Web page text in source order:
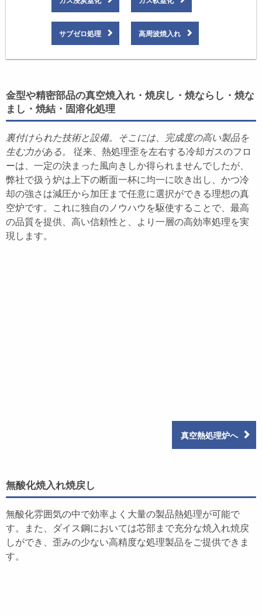
サブゼロ処理 高周波焼入れ
金型や精密部品の真空焼入れ・焼戻し・焼ならし・焼な
まし・焼結・固溶化処理
裏付けられた技術と設備。そこには、完成度の高い製品を
生む力がある。
従来、熱処理歪を左右する冷却ガスのフロ
ーは、一定の決まった風向きしか得られませんでしたが、
弊社で扱う炉は上下の断面一杯に均一に吹き出し、かつ冷
却の強さは減圧から加圧まで任意に選択ができる理想の真
空炉です。これに独自のノウハウを駆使することで、最高
の品質を提供、高い信頼性と、より一層の高効率処理を実
現します。
真空熱処理炉へ
無酸化焼入れ焼戻し
無酸化雰囲気の中で効率よく大量の製品熱処理が可能で
す。また、ダイス鋼においては芯部まで充分な焼入れ焼戻
しができ、歪みの少ない高精度な処理製品をご提供できま
す。